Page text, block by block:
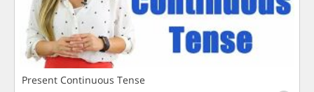
Present Continuous Tense